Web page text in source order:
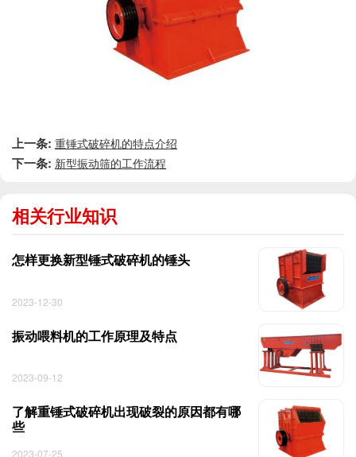
上一条: 重锤式破碎机的特点介绍
下一条: 新型振动筛的工作流程
相关行业知识
怎样更换新型锤式破碎机的锤头
2023-12-30
振动喂料机的工作原理及特点
2023-09-12
了解重锤式破碎机出现破裂的原因都有哪
些
2023-07-25